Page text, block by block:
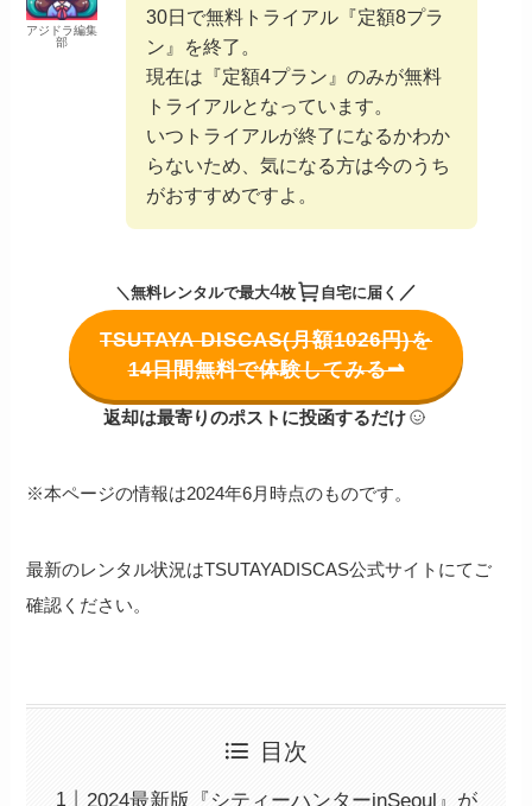
アジドラ編集
部
30日で無料トライアル『定額8プラ
ン』を終了。
現在は『定額4プラン』のみが無料
トライアルとなっています。
いつトライアルが終了になるかわか
らないため、気になる方は今のうち
がおすすめですよ。
＼無料レンタルで最大4枚 自宅に届く ／
TSUTAYA DISCAS(月額1026円)を
14日間無料で体験してみる⇀
返却は最寄りのポストに投函するだけ
※本ページの情報は2024年6月時点のものです。
最新のレンタル状況はTSUTAYADISCAS公式サイトにてご
確認ください。
目次
2024最新版『シティーハンターinSeoul』が